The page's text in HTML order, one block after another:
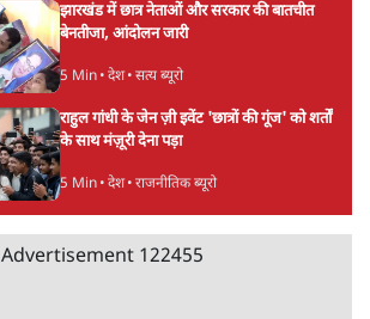
झारखंड में छात्र नेताओं और सरकार की बातचीत
बेनतीजा, आंदोलन जारी
5 Min• देश• सत्य ब्यूरो
राहुल गांधी के जेन ज़ी इवेंट 'छात्रों की गूंज' को शर्तों
के साथ मंज़ूरी देना पड़ा
5 Min• देश• राजनीतिक ब्यूरो
Advertisement 122455